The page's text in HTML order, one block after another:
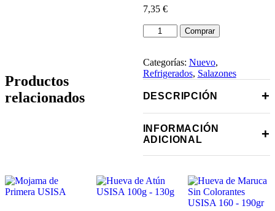
7,35 €
Hueva
de
55-
70
Aproximadamente.
Comprar
Categorías: Nuevo,
Refrigerados, Salazones
DESCRIPCIÓN +
INFORMACIÓN
ADICIONAL
+
Productos
relacionados